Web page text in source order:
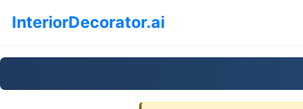
InteriorDecorator.ai